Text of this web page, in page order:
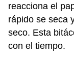
reacciona el
rápido se seca
seco. Esta
con el tiempo.